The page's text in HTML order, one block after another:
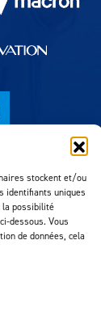
stockent et/ou
identifiants uniques
la possibilité
dessous. Vous
de données, cela